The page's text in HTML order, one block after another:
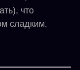
что
сладким.